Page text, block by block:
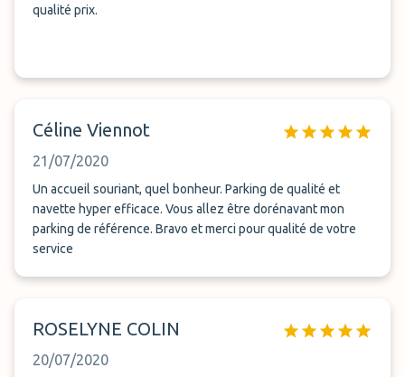
qualité prix.
Céline Viennot
21/07/2020
Un accueil souriant, quel bonheur. Parking de qualité et
navette hyper efficace. Vous allez être dorénavant mon
parking de référence. Bravo et merci pour qualité de votre
service
ROSELYNE COLIN
20/07/2020